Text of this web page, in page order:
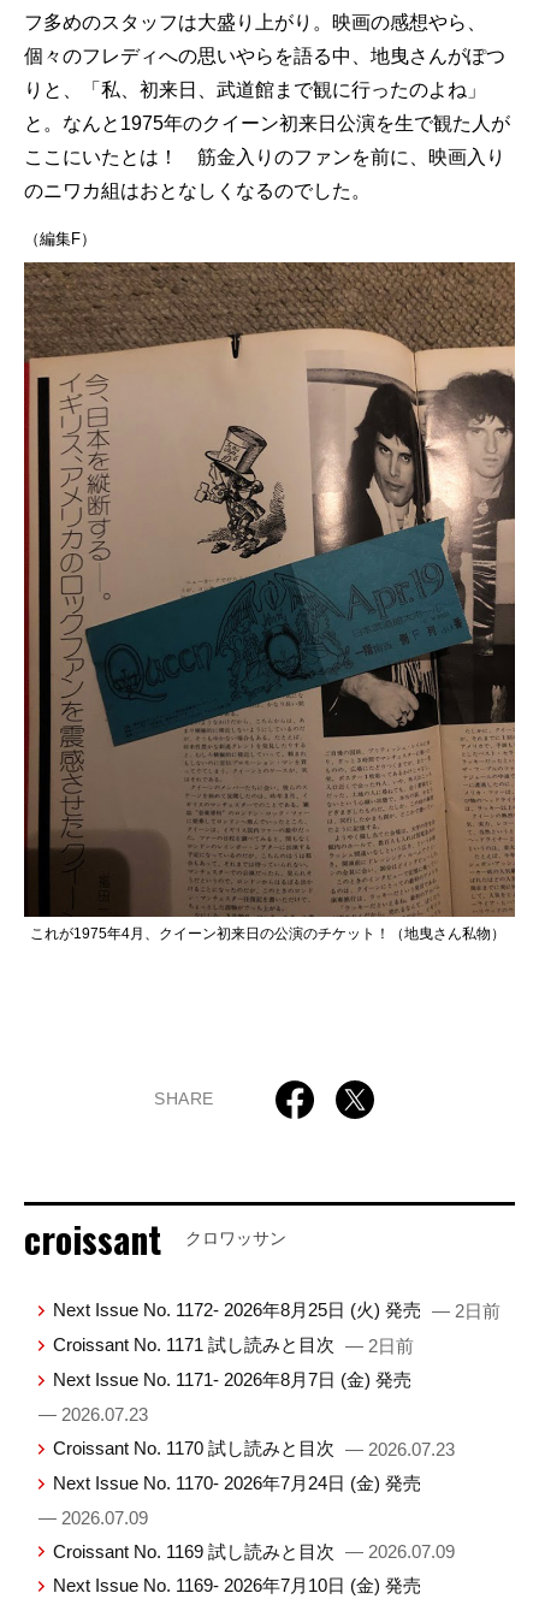
フ多めのスタッフは大盛り上がり。映画の感想やら、
個々のフレディへの思いやらを語る中、地曳さんがぽつ
りと、「私、初来日、武道館まで観に行ったのよね」
と。なんと1975年のクイーン初来日公演を生で観た人が
ここにいたとは！ 筋金入りのファンを前に、映画入り
のニワカ組はおとなしくなるのでした。
（編集F）
これが1975年4月、クイーン初来日の公演のチケット！（地曳さん私物）
SHARE
croissant クロワッサン
Next Issue No. 1172- 2026年8月25日 (火) 発売 — 2日前
Croissant No. 1171 試し読みと目次 — 2日前
Next Issue No. 1171- 2026年8月7日 (金) 発売
— 2026.07.23
Croissant No. 1170 試し読みと目次 — 2026.07.23
Next Issue No. 1170- 2026年7月24日 (金) 発売
— 2026.07.09
Croissant No. 1169 試し読みと目次 — 2026.07.09
Next Issue No. 1169- 2026年7月10日 (金) 発売